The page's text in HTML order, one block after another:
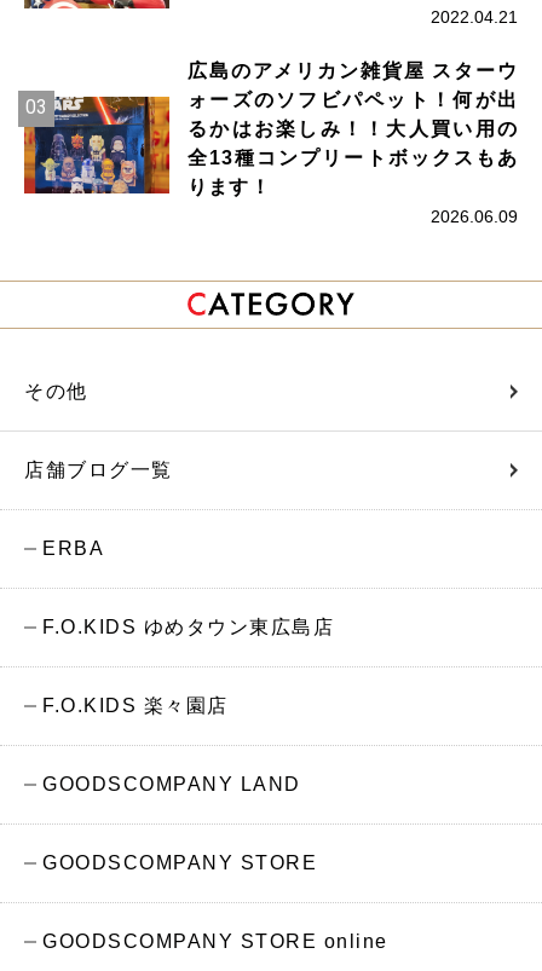
2022.04.21
広島のアメリカン雑貨屋 スターウ
ォーズのソフビパペット！何が出
るかはお楽しみ！！大人買い用の
全13種コンプリートボックスもあ
ります！
2026.06.09
その他
店舗ブログ一覧
ERBA
F.O.KIDS ゆめタウン東広島店
F.O.KIDS 楽々園店
GOODSCOMPANY LAND
GOODSCOMPANY STORE
GOODSCOMPANY STORE online